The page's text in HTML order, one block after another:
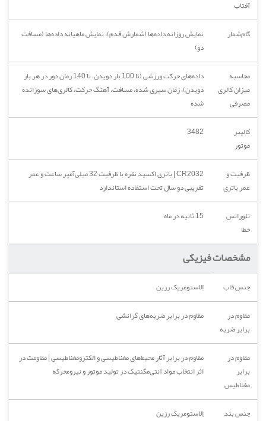
آفتاب
گام‌شمار
نمایش روزانه داده‌ها (شمارش قدم)، نمایش ماهیانه داده‌ها (مسافت
دو)
محاسبه
میزان کالری
مصرفی
داده‌های حرکت ورزشی (تا 100 بار دویدن، تا 140 زمان دور در هر بار
دویدن)، زمان سپری شده، مسافت، آهنگ حرکت، کالری‌های سوزانده
شده
کالیبر
موتور
3482
ظرفیت و
عمر باتری
CR2032 | باتری اکسید نقره با ظرفیت 32 میلی‌آمپر ساعت و عمر
تقریبی دو سال تحت استفاده استاندارد
تلورانس
خطا
15 ثانیه در ماه
مشخصات فیزیکی
جنس قاب
اِلاستومریک رزین
مقاوم در
برابر ضربه
مقاوم در برابر ضربه‌های گرانشی
مقاوم در
برابر
مغناطیس
مقاوم در برابر آثار محیط‌های مغناطیسی و الکترومغناطیسی | مقاومت در
اثر انتخاب مواد آنتی‌مگنتیک در تولید موتور و نیرومحرکه
جنس بند
اِلاستومریک رزین